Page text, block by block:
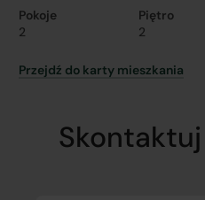
Pokoje
2
Piętro
2
Przejdź do karty mieszkania